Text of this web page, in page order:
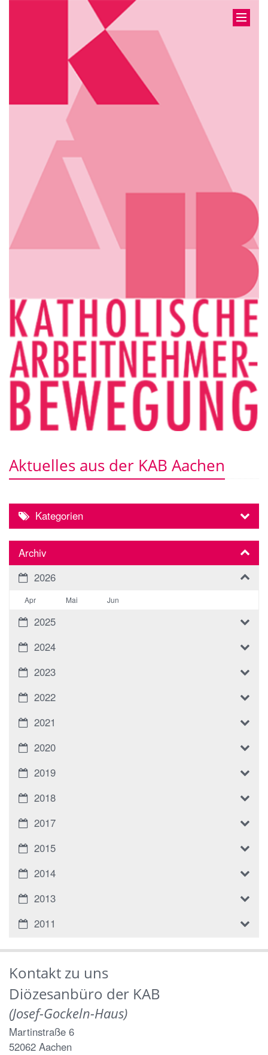
Aktuelles aus der KAB Aachen
Kategorien
Archiv
2026
Apr Mai Jun
2025
2024
2023
2022
2021
2020
2019
2018
2017
2015
2014
2013
2011
Kontakt zu uns
Diözesanbüro der KAB
(Josef-Gockeln-Haus)
Martinstraße 6
52062 Aachen